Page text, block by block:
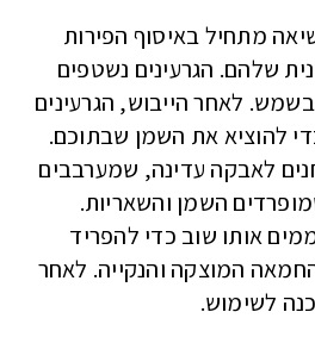
מתחיל באיסוף הפירות
שלהם. הגרעינים נשטפים
לאחר הייבוש, הגרעינים
להוציא את השמן שבתוכם.
לאבקה עדינה, שמערבבים
השמן והשאריות.
אותו שוב כדי להפריד
המוצקה והנקייה. לאחר
לשימוש.